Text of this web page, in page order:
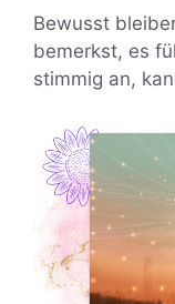
Bewusst
bemerkst, es
stimmig an,